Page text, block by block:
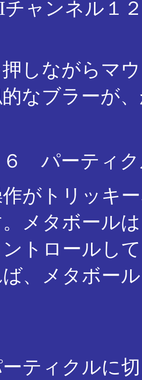
チャンネル１
しながらマ
なブラーが
６ パーティ
がトリッキ
メタボール
トロールし
、メタボー
ーティクルに